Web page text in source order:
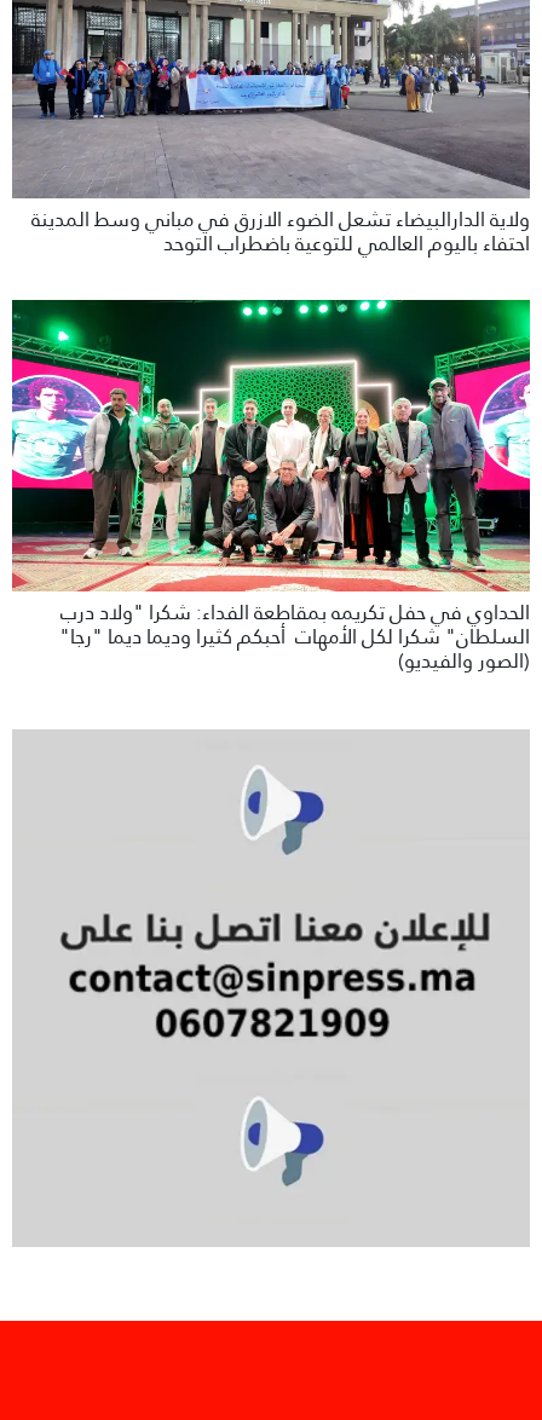
ولاية الدارالبيضاء تشعل الضوء الازرق في مباني وسط المدينة
احتفاء باليوم العالمي للتوعية باضطراب التوحد
الحداوي في حفل تكريمه بمقاطعة الفداء: شكرا "ولاد درب
السلطان" شكرا لكل الأمهات أحبكم كثيرا وديما ديما "رجا"
(الصور والفيديو)